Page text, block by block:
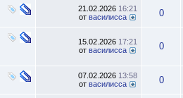
21.02.2026 16:21
от василисса 0
15.02.2026 17:21
от василисса 0
07.02.2026 13:58
от василисса 0